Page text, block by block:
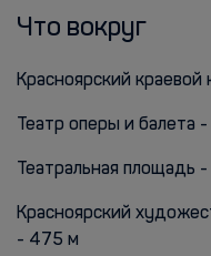
Что вокруг
Красноярский
Театр оперы и балета
Театральная площадь
Красноярский
- 475 м